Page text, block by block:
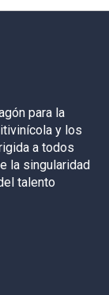
para la
y los
a todos
la singularidad
talento